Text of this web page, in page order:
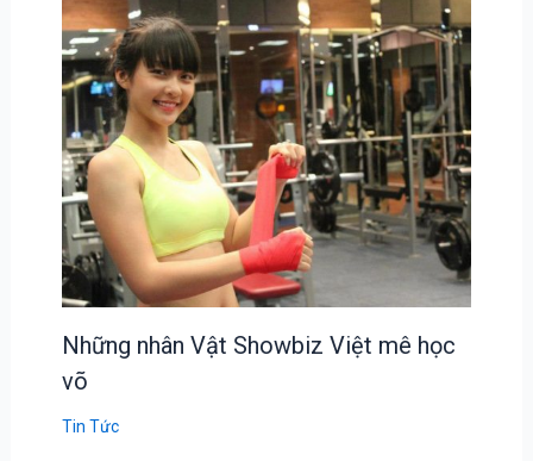
Những nhân Vật Showbiz Việt mê học
võ
Tin Tức